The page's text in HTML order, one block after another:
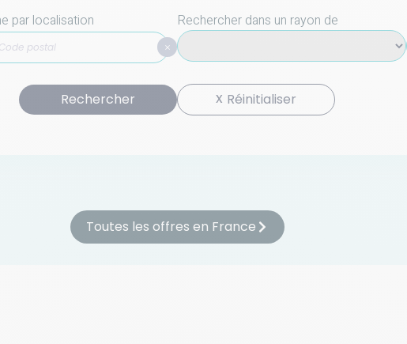
par localisation Rechercher dans un rayon de
Rechercher Réinitialiser
Toutes les offres en France